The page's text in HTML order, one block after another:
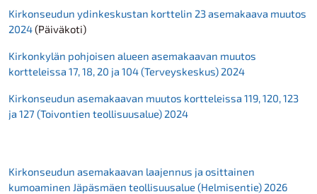
Kirkonseudun ydinkeskustan korttelin 23 asemakaava muutos
2024(Päiväkoti)
Kirkonkylän pohjoisen alueen asemakaavan muutos
kortteleissa 17, 18, 20 ja 104 (Terveyskeskus) 2024
Kirkonseudun asemakaavan muutos kortteleissa 119, 120, 123
ja 127 (Toivontien teollisuusalue) 2024
Kirkonseudun asemakaavan laajennus ja osittainen
kumoaminen Jäpäsmäen teollisuusalue (Helmisentie) 2026